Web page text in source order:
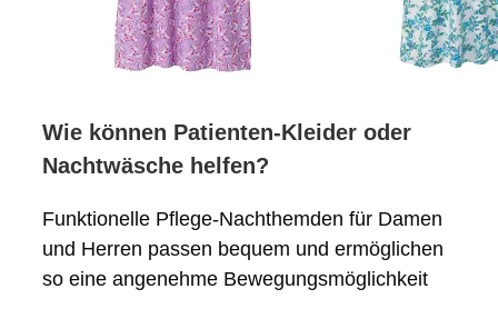
Wie können Patienten-Kleider oder
Nachtwäsche helfen?
Funktionelle Pflege-Nachthemden für Damen
und Herren passen bequem und ermöglichen
so eine angenehme Bewegungsmöglichkeit